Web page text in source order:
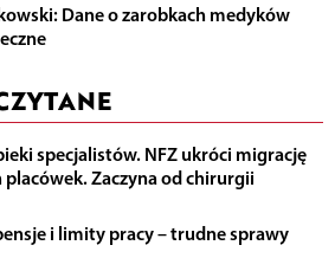
Dane o zarobkach medyków
specjalistów. NFZ ukróci migrację
Zaczyna od chirurgii
i limity pracy – trudne sprawy